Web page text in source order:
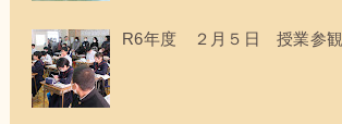
R6年度 ２月５日 授業参観